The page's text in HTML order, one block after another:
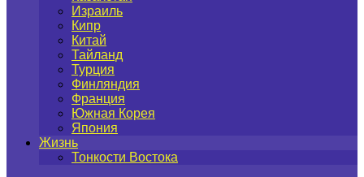
Израиль
Кипр
Китай
Тайланд
Турция
Финляндия
Франция
Южная Корея
Япония
Жизнь
Тонкости Востока